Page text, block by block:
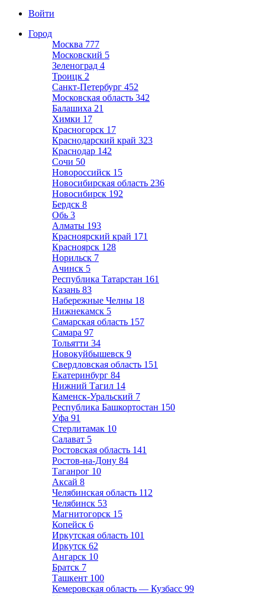
Войти
Город
Москва 777
Московский 5
Зеленоград 4
Троицк 2
Санкт-Петербург 452
Московская область 342
Балашиха 21
Химки 17
Красногорск 17
Краснодарский край 323
Краснодар 142
Сочи 50
Новороссийск 15
Новосибирская область 236
Новосибирск 192
Бердск 8
Обь 3
Алматы 193
Красноярский край 171
Красноярск 128
Норильск 7
Ачинск 5
Республика Татарстан 161
Казань 83
Набережные Челны 18
Нижнекамск 5
Самарская область 157
Самара 97
Тольятти 34
Новокуйбышевск 9
Свердловская область 151
Екатеринбург 84
Нижний Тагил 14
Каменск-Уральский 7
Республика Башкортостан 150
Уфа 91
Стерлитамак 10
Салават 5
Ростовская область 141
Ростов-на-Дону 84
Таганрог 10
Аксай 8
Челябинская область 112
Челябинск 53
Магнитогорск 15
Копейск 6
Иркутская область 101
Иркутск 62
Ангарск 10
Братск 7
Ташкент 100
Кемеровская область — Кузбасс 99